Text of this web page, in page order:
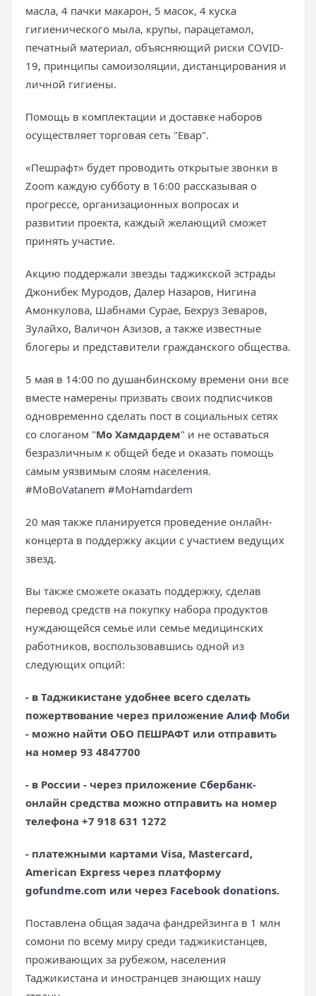
масла, 4 пачки макарон, 5 масок, 4 куска
гигиенического мыла, крупы, парацетамол,
печатный материал, объясняющий риски COVID-
19, принципы самоизоляции, дистанцирования и
личной гигиены.
Помощь в комплектации и доставке наборов
осуществляет торговая сеть "Евар".
«Пешрафт» будет проводить открытые звонки в
Zoom каждую субботу в 16:00 рассказывая о
прогрессе, организационных вопросах и
развитии проекта, каждый желающий сможет
принять участие.
Акцию поддержали звезды таджикской эстрады
Джонибек Муродов, Далер Назаров, Нигина
Амонкулова, Шабнами Сурае, Бехруз Зеваров,
Зулайхо, Валичон Азизов, а также известные
блогеры и представители гражданского общества.
5 мая в 14:00 по душанбинскому времени они все
вместе намерены призвать своих подписчиков
одновременно сделать пост в социальных сетях
со слоганом "Мо Хамдардем" и не оставаться
безразличным к общей беде и оказать помощь
самым уязвимым слоям населения.
#MoBoVatanem #MoHamdardem
20 мая также планируется проведение онлайн-
концерта в поддержку акции с участием ведущих
звезд.
Вы также сможете оказать поддержку, сделав
перевод средств на покупку набора продуктов
нуждающейся семье или семье медицинских
работников, воспользовавшись одной из
следующих опций:
- в Таджикистане удобнее всего сделать
пожертвование через приложение Алиф Моби
- можно найти ОБО ПЕШРАФТ или отправить
на номер 93 4847700
- в России - через приложение Сбербанк-
онлайн средства можно отправить на номер
телефона +7 918 631 1272
- платежными картами Visa, Mastercard,
American Express через платформу
gofundme.com или через Facebook donations.
Поставлена общая задача фандрейзинга в 1 млн
сомони по всему миру среди таджикистанцев,
проживающих за рубежом, населения
Таджикистана и иностранцев знающих нашу